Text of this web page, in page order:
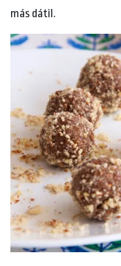
más dátil.